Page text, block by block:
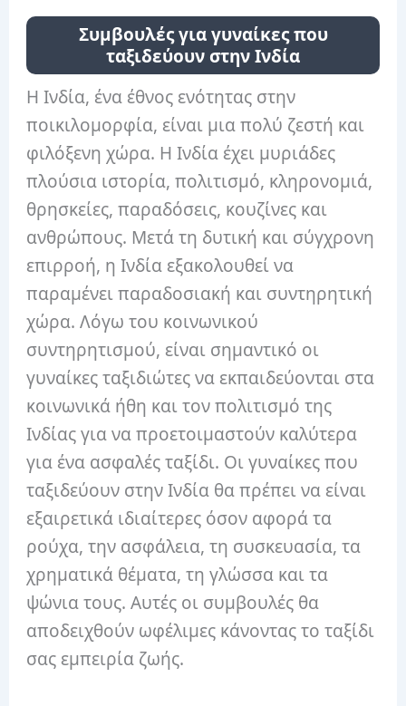
Συμβουλές για γυναίκες που
ταξιδεύουν στην Ινδία
Η Ινδία, ένα έθνος ενότητας στην
ποικιλομορφία, είναι μια πολύ ζεστή και
φιλόξενη χώρα. Η Ινδία έχει μυριάδες
πλούσια ιστορία, πολιτισμό, κληρονομιά,
θρησκείες, παραδόσεις, κουζίνες και
ανθρώπους. Μετά τη δυτική και σύγχρονη
επιρροή, η Ινδία εξακολουθεί να
παραμένει παραδοσιακή και συντηρητική
χώρα. Λόγω του κοινωνικού
συντηρητισμού, είναι σημαντικό οι
γυναίκες ταξιδιώτες να εκπαιδεύονται στα
κοινωνικά ήθη και τον πολιτισμό της
Ινδίας για να προετοιμαστούν καλύτερα
για ένα ασφαλές ταξίδι. Οι γυναίκες που
ταξιδεύουν στην Ινδία θα πρέπει να είναι
εξαιρετικά ιδιαίτερες όσον αφορά τα
ρούχα, την ασφάλεια, τη συσκευασία, τα
χρηματικά θέματα, τη γλώσσα και τα
ψώνια τους. Αυτές οι συμβουλές θα
αποδειχθούν ωφέλιμες κάνοντας το ταξίδι
σας εμπειρία ζωής.